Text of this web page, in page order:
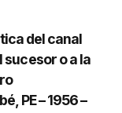
del canal
o a la
PE – 1956 –